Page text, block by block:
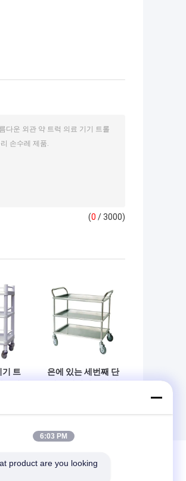
(0 / 3000)
트
품
은에 있는 세번째 단
6:03 PM
product are you looking